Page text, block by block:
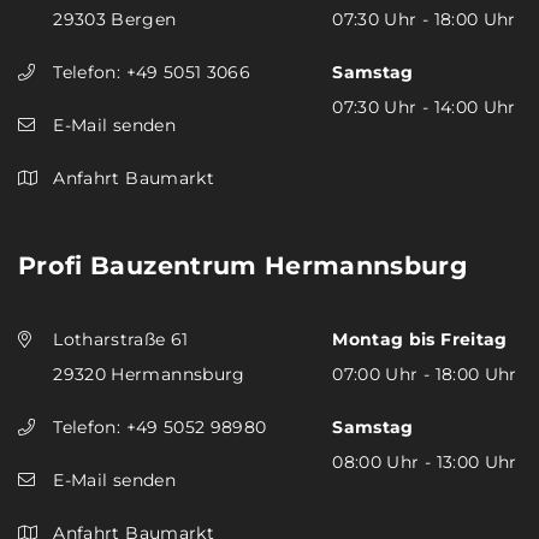
29303 Bergen
Telefon: +49 5051 3066
E-Mail senden
Anfahrt Baumarkt
07:30 Uhr - 18:00 Uhr
Samstag
07:30 Uhr - 14:00 Uhr
Profi Bauzentrum Hermannsburg
Lotharstraße 61
29320 Hermannsburg
Telefon: +49 5052 98980
E-Mail senden
Anfahrt Baumarkt
Montag bis Freitag
07:00 Uhr - 18:00 Uhr
Samstag
08:00 Uhr - 13:00 Uhr